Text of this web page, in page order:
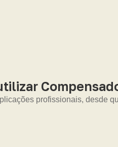
profissionais, desde